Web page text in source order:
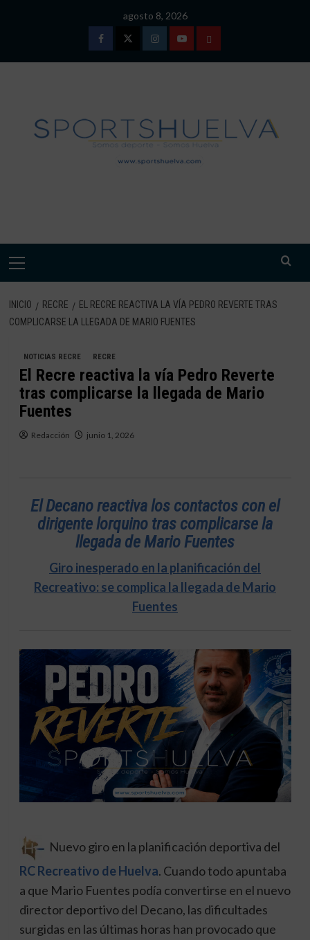
agosto 8, 2026
FacebookTwitterInstagramYoutubeTÉRMINOS
DE
USO
Menú
INICIO RECRE
EL RECRE REACTIVA LA VÍA PEDRO REVERTE TRAS
COMPLICARSE LA LLEGADA DE MARIO FUENTES
NOTICIAS RECRE RECRE
El Recre reactiva la vía Pedro Reverte
tras complicarse la llegada de Mario
Fuentes
Redacción junio 1, 2026
El Decano reactiva los contactos con el
dirigente lorquino tras complicarse la
llegada de Mario Fuentes
Giro inesperado en la planificación del
Recreativo: se complica la llegada de Mario
Fuentes
Nuevo giro en la planificación deportiva del
RC Recreativo de Huelva. Cuando todo apuntaba
a que Mario Fuentes podía convertirse en el nuevo
director deportivo del Decano, las dificultades
surgidas en las últimas horas han provocado que